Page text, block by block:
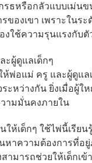
รธหรือกลัวแบบเม่น
ของเขา เพราะใน
งใช้ความรุนแรงกับตั
ะผู้ดูแลเด็กๆ
พ่อแม่ ครู และผู้ดูแล
ะหว่างกัน ยิ่งเมื่อผู้
วามมั่นคงภายใน
ให้เด็กๆ ใช้ไพ่นี้เรี
หาความต้องการที่อยู่
มารถช่วยให้เด็กเข้